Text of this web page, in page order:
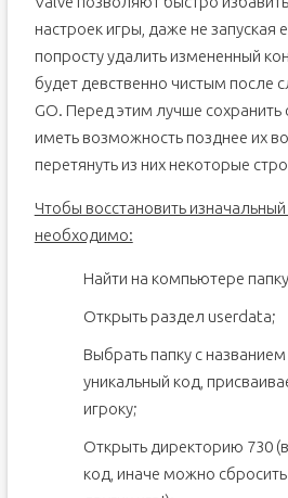
настроек игры, даже не запуская
попросту удалить измененный
будет девственно чистым после
GO. Перед этим лучше
иметь возможность позднее их
перетянуть из них некоторые
Чтобы восстановить изначальный
необходимо:
Найти на компьютере
Открыть раздел userdata;
Выбрать папку с
уникальный код,
игроку;
Открыть директорию 730
код, иначе можно